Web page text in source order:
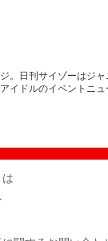
。日刊サイゾーはジ
イドルのイベントニ